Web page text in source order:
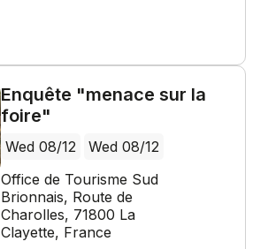
Enquête "menace sur la
foire"
Wed 08/12
Wed 08/12
Office de Tourisme Sud
Brionnais, Route de
Charolles, 71800 La
Clayette, France